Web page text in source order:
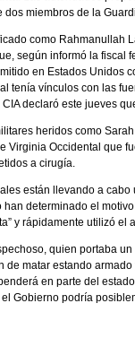
dos miembros de la
como Rahmanullah
según informó la fiscal
en Estados Unidos
tenía vínculos con las
declaró este jueves
heridos como
Virginia Occidental que
a cirugía.
están llevando a
determinado el
y rápidamente utilizó
quien portaba
de matar estando
en parte del
Gobierno podría